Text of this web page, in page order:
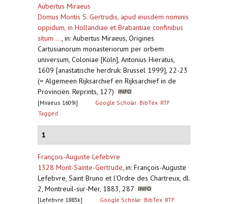
Aubertus Miraeus
Domus Montis S. Gertrudis, apud eiusdem nominis
oppidum, in Hollandiae et Brabantiae confinibus
situm ..., in: Aubertus Miraeus, Origines
Cartusianorum monasteriorum per orbem
universum, Coloniae [Köln], Antonius Hieratus,
1609 [anastatische herdruk: Brussel 1999], 22-23
(= Algemeen Rijksarchief en Rijksarchief in de
Provinciën. Reprints, 127)
[Miraeus 1609i] Google Scholar BibTex RTF
Tagged
1
François-Auguste Lefebvre
1328 Mont-Sainte-Gertrude, in: François-Auguste
Lefebvre, Saint Bruno et l’Ordre des Chartreux, dl.
2, Montreuil-sur-Mer, 1883, 287
[Lefebvre 1883k] Google Scholar BibTex RTF